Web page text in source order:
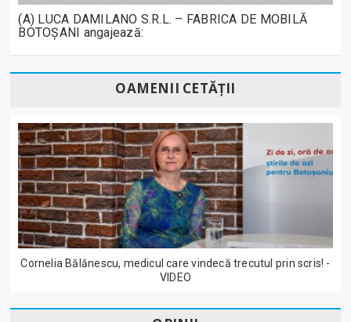
(A) LUCA DAMILANO S.R.L. – FABRICA DE MOBILĂ
BOTOȘANI angajează:
OAMENII CETĂȚII
Cornelia Bălănescu, medicul care vindecă trecutul prin scris! -
VIDEO